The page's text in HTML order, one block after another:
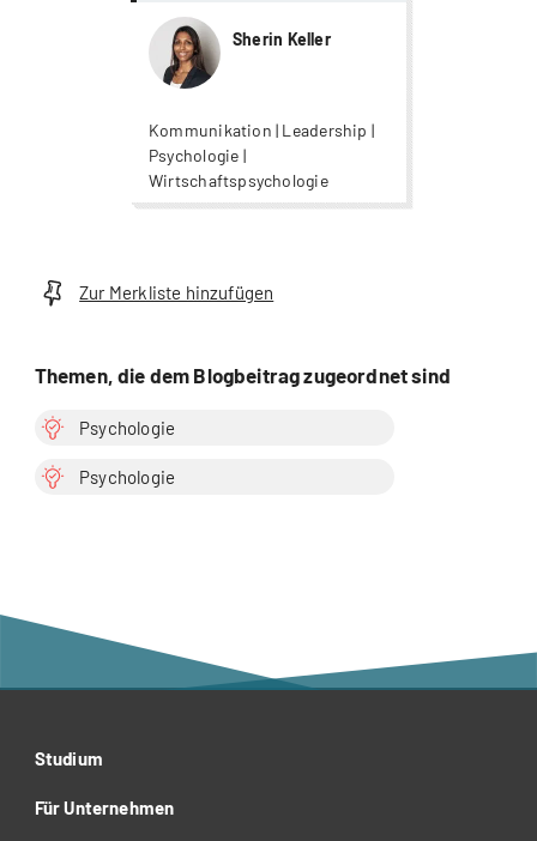
Sherin Keller
Kommunikation | Leadership |
Psychologie |
Wirtschaftspsychologie
Zur Merkliste hinzufügen
Themen, die dem Blogbeitrag zugeordnet sind
Psychologie
Psychologie
Studium
Für Unternehmen